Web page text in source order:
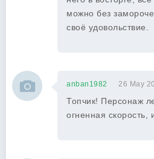
можно без
своё удовольствие.
anban1982 26 May
Топчик! Персонаж
огненная скорость,